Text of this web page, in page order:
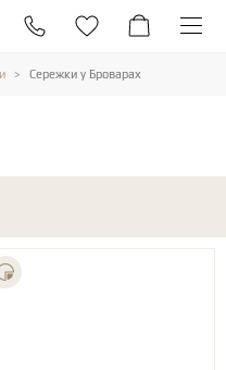
Сережки у Броварах